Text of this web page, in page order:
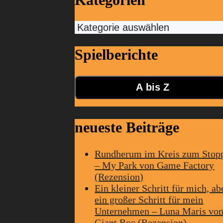
Kategorien
Spielberichte
A bis Z
neueste Beiträge
Rundherum im Kreis zum
– My Park von Game Factory
(Rezension)
Ein kleiner Schritt für mich,
ein großer Schritt für mein
Unternehmen – Luna Maris von